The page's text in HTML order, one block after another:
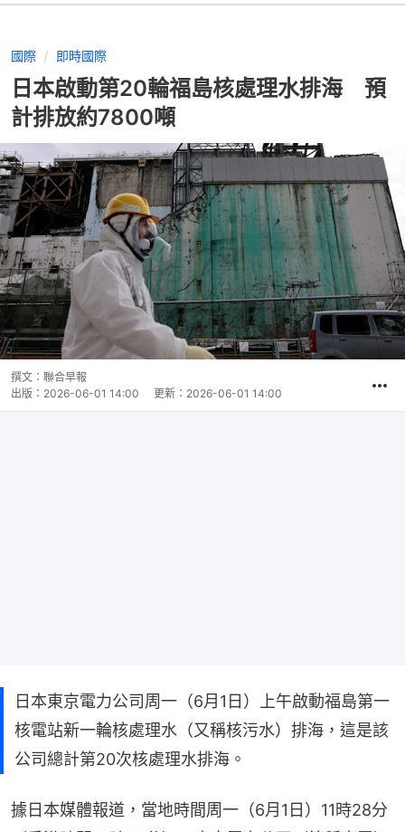
國際 即時國際
日本啟動第20輪福島核處理水排海 預
計排放約7800噸
撰文： 聯合早報
出版： 2026-06-01 14:00 更新： 2026-06-01 14:00
日本東京電力公司周一（6月1日）上午啟動福島第一
核電站新一輪核處理水（又稱核污水）排海，這是該
公司總計第20次核處理水排海。
據日本媒體報道，當地時間周一（6月1日）11時28分